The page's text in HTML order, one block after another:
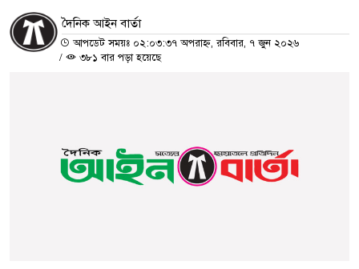
দৈনিক আইন বার্তা
আপডেট সময়ঃ ০২:০৩:৩৭ অপরাহ্ন, রবিবার, ৭ জুন ২০২৬
/
৩৮১ বার পড়া হয়েছে